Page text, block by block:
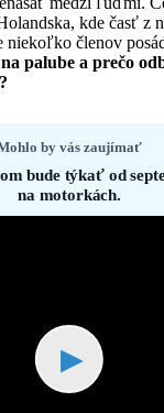
kde časť z
niekoľko členov
palube a prečo
by vás zaujímať
bude týkať od
na motorkách.
▶